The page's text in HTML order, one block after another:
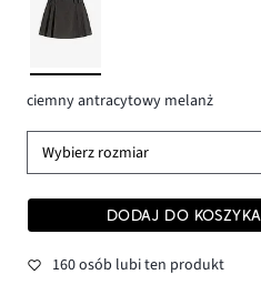
ciemny antracytowy melanż
Wybierz rozmiar
DODAJ DO KOSZYKA
160 osób lubi ten produkt